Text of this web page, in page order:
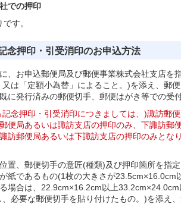
での押印
す。
念押印・引受消印のお申込方法
、お申込郵便局及び郵便事業株式会社支店を
は「定額小為替」によること。)を添え、郵
に発行済みの郵便切手、郵便はがき等での受
念押印・引受消印につきましては、)諏訪郵
便局あるいは諏訪支店の押印のみ、下諏訪郵
訪郵便局あるいは下諏訪支店の押印のみとな
置、郵便切手の意匠(種類)及び押印箇所を指
紙であるもの(1枚の大きさが
場合は、22.9cm×16.2cm以上
必要な郵便切手を貼り付けたもの。)を添え